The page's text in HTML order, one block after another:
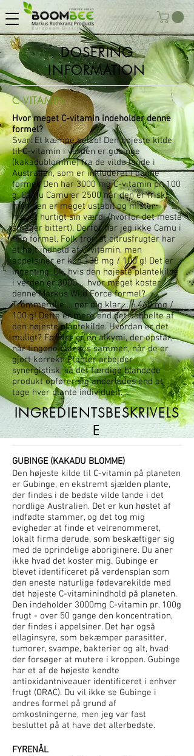
DOSERING
INFORMATION
C-VITAMIN
Hvor meget C-vitamin indeholder denne
formel?
Svar: Et kæmpe beløb! Den højeste kilde
til C-vitamin i verden er gubinge
(kakadublomme) fra de vilde lande i
Australien, som er inkluderet i denne
formel. Den har 3000 mg C-vitamin pr. 100
g. Camu Camu er 2500 når den er frisk,
men den er meget ustabil og mister
meget hurtigt sin værdi (hvorfor det meste
smager bittert). Derfor har jeg ikke Camu i
min formel. Folk tror, at citrusfrugter har
et højt indhold af C-vitamin, men
appelsiner er kun 138 mg / 100 g! Det er
ingenting. Ok, hvis den højeste plantekilde
i verden er 3000 ... hvor meget koster
denne Markus Wild Force formel?
Trommerulle ... gør dig klar ... 6.460 mg /
100 g! Dette er mere end det dobbelte af
den højeste plantekilde. Hvordan er det
muligt? For der er en alkymi, der opstår,
når tingene blandes sammen, når de er
gjort korrekt. Planter arbejder
synergistisk, så det færdige blandede
produkt opfører sig anderledes end at
tage hver plante individuelt.
INGREDIENTSBESKRIVELS
E
GUBINGE (KAKADU BLOMME)
Den højeste kilde til C-vitamin på planeten
er Gubinge, en ekstremt sjælden plante,
der findes i de bedste vilde lande i det
nordlige Australien. Det er kun høstet af
indfødte stammer, og det tog mig
evigheder at finde et velrenommeret,
lokalt firma derude, som beskæftiger sig
med de oprindelige aboriginere. Du aner
ikke hvad det koster mig. Gubinge er
blevet identificeret på verdensplan som
den eneste naturlige fødevarekilde med
det højeste C-vitaminindhold på planeten.
Den indeholder 3000mg C-vitamin pr. 100g
frugt - over 50 gange den koncentration,
der findes i appelsiner. Det har også
ellaginsyre, som bekæmper parasitter,
tumorer, svampe, bakterier og alt, hvad
der forsøger at mutere i kroppen. Gubinge
har et af de højeste kendte
antioxidantniveauer identificeret i enhver
frugt (ORAC). Du vil ikke se Gubinge i
andres formel på grund af
omkostningerne, men jeg var fast
besluttet på at have det allerbedste.
FYRENÅL